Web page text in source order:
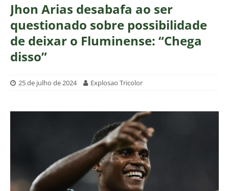
Jhon Arias desabafa ao ser
questionado sobre possibilidade
de deixar o Fluminense: “Chega
disso”
25 de julho de 2024 Explosao Tricolor